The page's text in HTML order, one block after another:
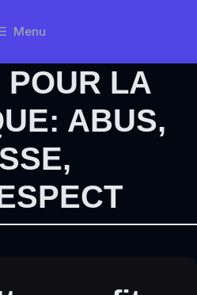
Menu
POUR LA
ABUS,
,